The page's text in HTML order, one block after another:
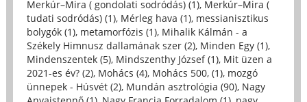
Merkúr–Mira ( gondolati sodródás) (1), Merkúr–Mira (
tudati sodródás) (1), Mérleg hava (1), messianisztikus
bolygók (1), metamorfózis (1), Mihalik Kálmán - a
Székely Himnusz dallamának szer (2), Minden Egy (1),
Mindenszentek (5), Mindszenthy József (1), Mit üzen a
2021-es év? (2), Mohács (4), Mohács 500, (1), mozgó
ünnepek - Húsvét (2), Mundán asztrológia (90), Nagy